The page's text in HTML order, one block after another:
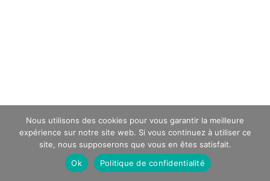
Nous utilisons des cookies pour vous garantir la meilleure
expérience sur notre site web. Si vous continuez à utiliser ce
site, nous supposerons que vous en êtes satisfait.
Ok
Politique de confidentialité